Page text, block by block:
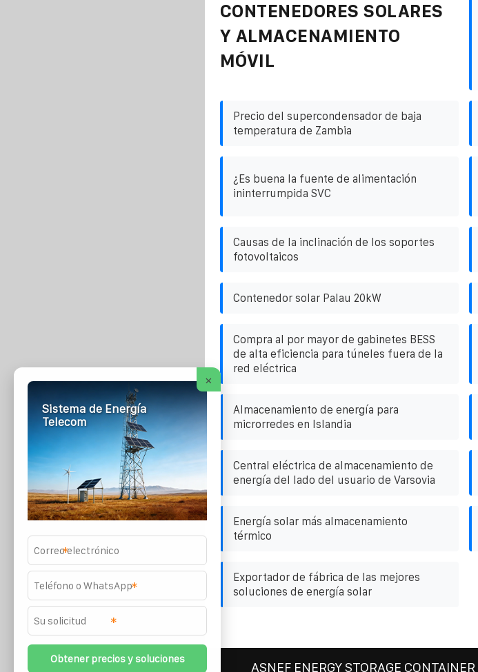
CONTENEDORES SOLARES
Y ALMACENAMIENTO
MÓVIL
Precio del supercondensador de baja
temperatura de Zambia
¿Es buena la fuente de alimentación
ininterrumpida SVC
Causas de la inclinación de los soportes
fotovoltaicos
Contenedor solar Palau 20kW
Compra al por mayor de gabinetes BESS
de alta eficiencia para túneles fuera de la
red eléctrica
Almacenamiento de energía para
microrredes en Islandia
Central eléctrica de almacenamiento de
energía del lado del usuario de Varsovia
Energía solar más almacenamiento
térmico
Exportador de fábrica de las mejores
soluciones de energía solar
ASNEF ENERGY STORAGE CONTAINER
×
Sistema de Energía
Telecom
*
*
*